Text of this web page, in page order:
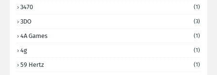
3470 (1)
3DO (3)
4A Games (1)
4g (1)
59 Hertz (1)